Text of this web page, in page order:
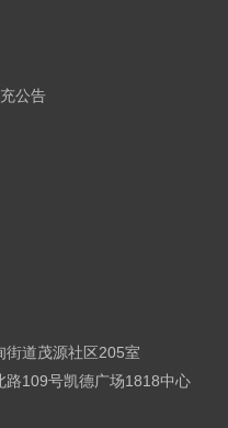
公告
街道茂源社区205室
路109号凯德广场1818中心